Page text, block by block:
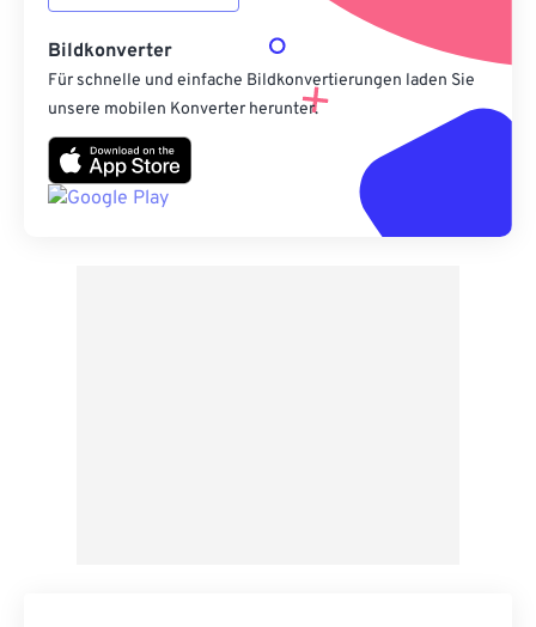
Bildkonverter
Für schnelle und einfache Bildkonvertierungen laden Sie
unsere mobilen Konverter herunter.